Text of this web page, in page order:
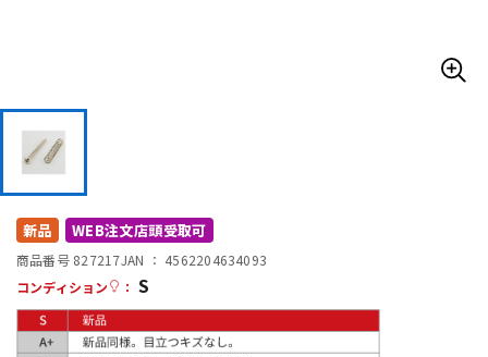
配信/ライブ機器
中古 ヴィンテージ
新品 WEB注文店頭受取可
商品番号 827217JAN ： 4562204634093
コンディション
： S